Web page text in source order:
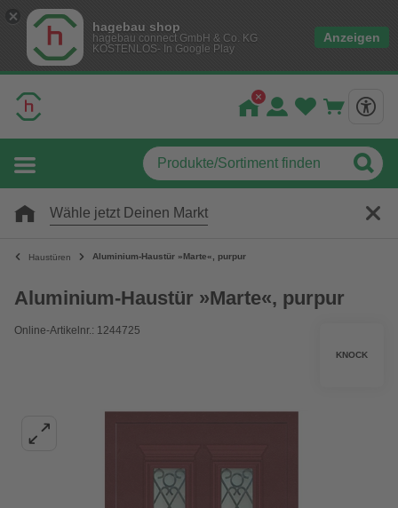
hagebau shop
hagebau connect GmbH & Co. KG
KOSTENLOS- In Google Play
Anzeigen
Wähle jetzt Deinen Markt
Haustüren Aluminium-Haustür »Marte«, purpur
Aluminium-Haustür »Marte«, purpur
Online-Artikelnr.: 1244725
KNOCK